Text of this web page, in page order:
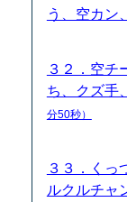
う、空カ
３２．空チ
ち、クズ手
分50秒）
３３．くっ
ルクルチャ